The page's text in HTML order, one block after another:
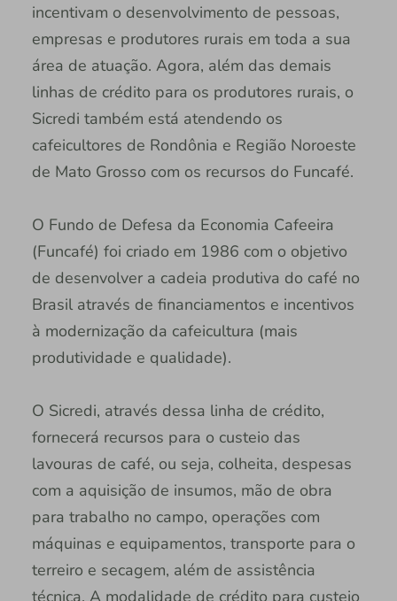
incentivam o desenvolvimento de pessoas,
empresas e produtores rurais em toda a sua
área de atuação. Agora, além das demais
linhas de crédito para os produtores rurais, o
Sicredi também está atendendo os
cafeicultores de Rondônia e Região Noroeste
de Mato Grosso com os recursos do Funcafé.
O Fundo de Defesa da Economia Cafeeira
(Funcafé) foi criado em 1986 com o objetivo
de desenvolver a cadeia produtiva do café no
Brasil através de financiamentos e incentivos
à modernização da cafeicultura (mais
produtividade e qualidade).
O Sicredi, através dessa linha de crédito,
fornecerá recursos para o custeio das
lavouras de café, ou seja, colheita, despesas
com a aquisição de insumos, mão de obra
para trabalho no campo, operações com
máquinas e equipamentos, transporte para o
terreiro e secagem, além de assistência
técnica. A modalidade de crédito para custeio